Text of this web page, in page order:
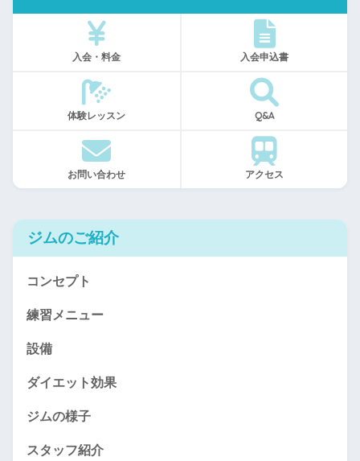
入会・料金 入会申込書
体験レッスン Q&A
お問い合わせ アクセス
ジムのご紹介
コンセプト
練習メニュー
設備
ダイエット効果
ジムの様子
スタッフ紹介